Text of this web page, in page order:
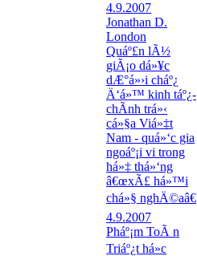
4.9.2007
Jonathan D.
London
Quáº£n lÃ½
giÃ¡o dá»¥c
dÆ°á»›i cháº¿
Ä‘á»™ kinh táº¿-
chÃ­nh trá»‹
cá»§a Viá»‡t
Nam - quá»‘c gia
ngoáº¡i vi trong
há»‡ thá»‘ng
â€œxÃ£ há»™i
chá»§ nghÄ©aâ€
4.9.2007
Pháº¡m ToÃ n
Triáº¿t há»c